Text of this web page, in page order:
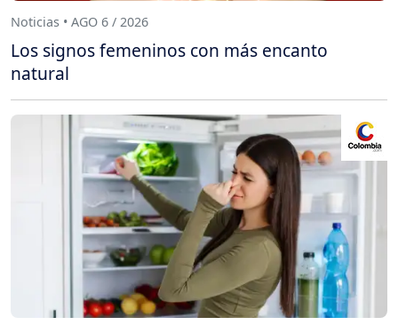
Noticias • AGO 6 / 2026
Los signos femeninos con más encanto
natural